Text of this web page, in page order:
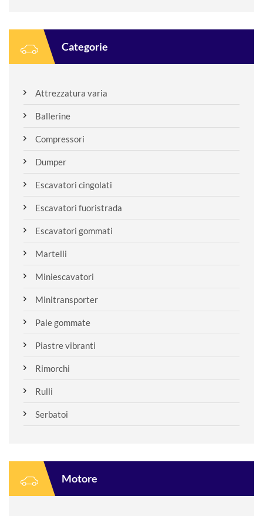
Categorie
Attrezzatura varia
Ballerine
Compressori
Dumper
Escavatori cingolati
Escavatori fuoristrada
Escavatori gommati
Martelli
Miniescavatori
Minitransporter
Pale gommate
Piastre vibranti
Rimorchi
Rulli
Serbatoi
Motore